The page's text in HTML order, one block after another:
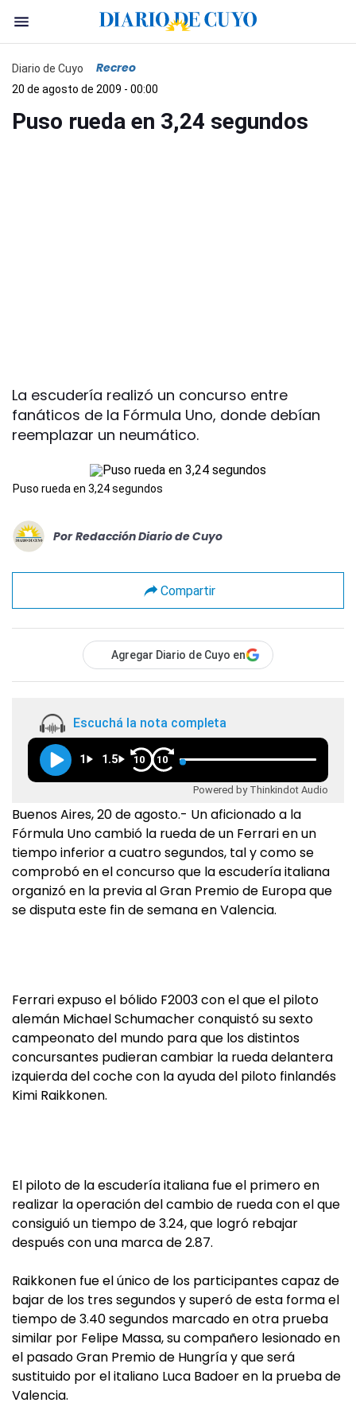
Diario de Cuyo Recreo
20 de agosto de 2009 - 00:00
Puso rueda en 3,24 segundos
La escudería realizó un concurso entre
fanáticos de la Fórmula Uno, donde debían
reemplazar un neumático.
Puso rueda en 3,24 segundos
Por Redacción Diario de Cuyo
Compartir
Agregar Diario de Cuyo en
Escuchá la nota completa
1 1.5 10 10
Powered by Thinkindot Audio
Buenos Aires, 20 de agosto.- Un aficionado a la
Fórmula Uno cambió la rueda de un Ferrari en un
tiempo inferior a cuatro segundos, tal y como se
comprobó en el concurso que la escudería italiana
organizó en la previa al Gran Premio de Europa que
se disputa este fin de semana en Valencia.
Ferrari expuso el bólido F2003 con el que el piloto
alemán Michael Schumacher conquistó su sexto
campeonato del mundo para que los distintos
concursantes pudieran cambiar la rueda delantera
izquierda del coche con la ayuda del piloto finlandés
Kimi Raikkonen.
El piloto de la escudería italiana fue el primero en
realizar la operación del cambio de rueda con el que
consiguió un tiempo de 3.24, que logró rebajar
después con una marca de 2.87.
Raikkonen fue el único de los participantes capaz de
bajar de los tres segundos y superó de esta forma el
tiempo de 3.40 segundos marcado en otra prueba
similar por Felipe Massa, su compañero lesionado en
el pasado Gran Premio de Hungría y que será
sustituido por el italiano Luca Badoer en la prueba de
Valencia.